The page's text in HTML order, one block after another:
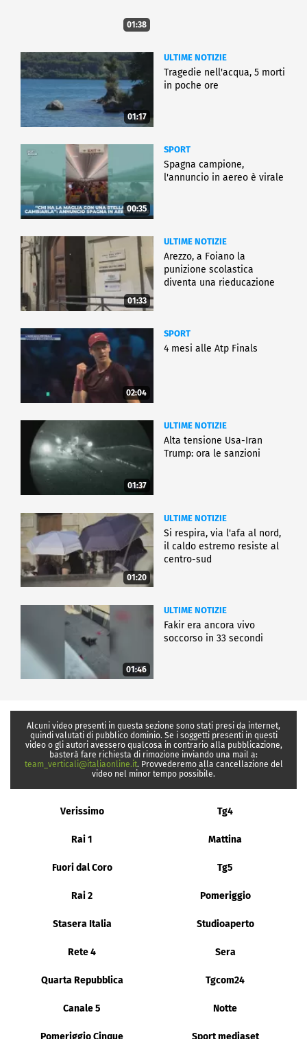
01:38
01:17
ULTIME NOTIZIE
Tragedie nell'acqua, 5 morti
in poche ore
00:35
SPORT
Spagna campione,
l'annuncio in aereo è virale
01:33
ULTIME NOTIZIE
Arezzo, a Foiano la
punizione scolastica
diventa una rieducazione
02:04
SPORT
4 mesi alle Atp Finals
01:37
ULTIME NOTIZIE
Alta tensione Usa-Iran
Trump: ora le sanzioni
01:20
ULTIME NOTIZIE
Si respira, via l'afa al nord,
il caldo estremo resiste al
centro-sud
01:46
ULTIME NOTIZIE
Fakir era ancora vivo
soccorso in 33 secondi
Alcuni video presenti in questa sezione sono stati presi da internet,
quindi valutati di pubblico dominio. Se i soggetti presenti in questi
video o gli autori avessero qualcosa in contrario alla pubblicazione,
basterà fare richiesta di rimozione inviando una mail a:
team_verticali@italiaonline.it. Provvederemo alla cancellazione del
video nel minor tempo possibile.
Verissimo Tg4
Rai 1 Mattina
Fuori dal Coro Tg5
Rai 2 Pomeriggio
Stasera Italia Studioaperto
Rete 4 Sera
Quarta Repubblica Tgcom24
Canale 5 Notte
Pomeriggio Cinque Sport mediaset